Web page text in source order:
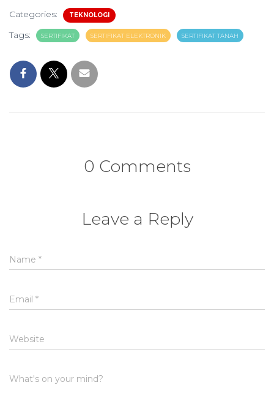
Categories: TEKNOLOGI
Tags: SERTIFIKAT SERTIFIKAT ELEKTRONIK SERTIFIKAT TANAH
0 Comments
Leave a Reply
Name *
Email *
Website
What's on your mind?